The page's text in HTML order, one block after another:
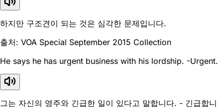
하지만 구조견이 되는 것은 심각한 문제입니다.
출처: VOA Special September 2015 Collection
He says he has urgent business with his lordship. -Urgent.
그는 자신의 영주와 긴급한 일이 있다고 말합니다. - 긴급합니